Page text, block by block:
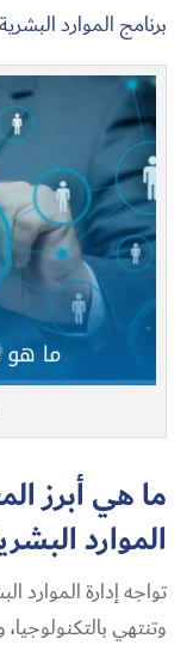
برنامج الموارد البشرية
ما هي أبرز
الموارد
تواجه إدارة الموارد
وتنتهي